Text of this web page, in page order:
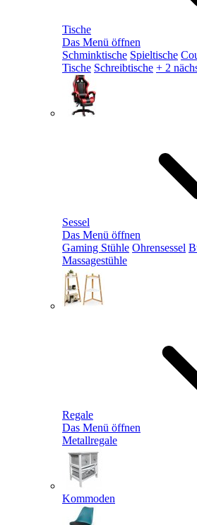
Tische
Das Menü öffnen
Schminktische Spieltische
Tische Schreibtische + 2
Sessel
Das Menü öffnen
Gaming Stühle Ohrensessel
Massagestühle
Regale
Das Menü öffnen
Metallregale
Kommoden